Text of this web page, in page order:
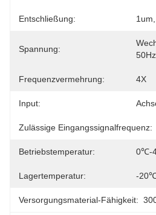
Entschließung:
Spannung:
Frequenzvermehrung: 4X
Input:
Zulässige Eingangssignalfrequenz:
Betriebstemperatur: 0℃-
Lagertemperatur: -
Versorgungsmaterial-Fähigkeit: